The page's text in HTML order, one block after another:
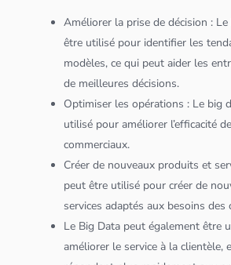
Améliorer la prise de décision : Le
être utilisé pour identifier les
modèles, ce qui peut aider les
de meilleures décisions.
Optimiser les opérations : Le big
utilisé pour améliorer l’efficacité
commerciaux.
Créer de nouveaux produits et
peut être utilisé pour créer de
services adaptés aux besoins des
Le Big Data peut également être
améliorer le service à la clientèle,